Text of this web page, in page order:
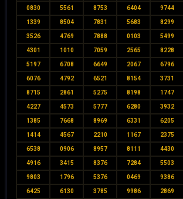
0830 5561 8753 6404 9744
1339 8504 7831 5683 8299
3526 4769 7888 0103 5499
4301 1010 7059 2565 8228
5197 6708 6649 2067 6796
6076 4792 6521 8154 3731
8715 2861 5275 8198 1747
4227 4573 5777 6280 3932
1385 7668 8969 6331 6205
1414 4567 2210 1167 2375
6538 0906 8957 8111 4430
4916 3415 8376 7284 5503
9803 1796 5376 0469 9386
6425 6130 3785 9986 2869